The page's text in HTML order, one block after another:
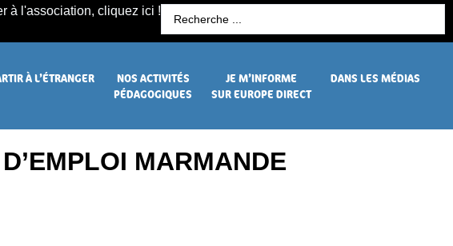
à l'association, cliquez ici !
À L’ÉTRANGER
NOS ACTIVITÉS
PÉDAGOGIQUES
JE M’INFORME
SUR EUROPE DIRECT
DANS LES MÉDIAS
MARMANDE